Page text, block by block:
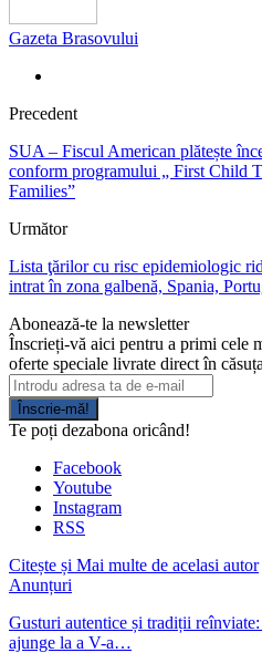
Gazeta Brasovului
Precedent
SUA – Fiscul American plătește
conform programului „ First Child
Families”
Următor
Lista ţărilor cu risc epidemiologic
intrat în zona galbenă, Spania,
Abonează-te la newsletter
Înscrieți-vă aici pentru a primi cele
oferte speciale livrate direct în
Înscrie-mă!
Te poți dezabona oricând!
Facebook
Youtube
Instagram
RSS
Citește și Mai multe de acelasi autor
Anunțuri
Gusturi autentice și tradiții
ajunge la a V-a…